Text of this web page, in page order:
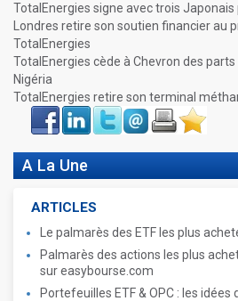
TotalEnergies signe avec trois Japonais
Londres retire son soutien financier au
TotalEnergies
TotalEnergies cède à Chevron des
Nigéria
TotalEnergies retire son terminal
Face
book
LinkIn Twitter Envoyer ImprimerFavoris
A La Une
ARTICLES
Le palmarès des ETF les plus
Palmarès des actions les plus
sur easybourse.com
Portefeuilles ETF & OPC : les